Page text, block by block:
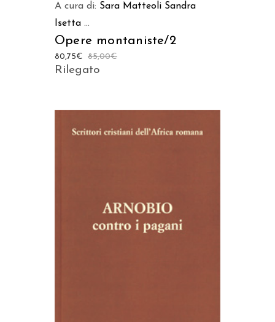
A cura di: Sara Matteoli Sandra
Isetta ...
Opere montaniste/2
85,00€
80,75€
Rilegato